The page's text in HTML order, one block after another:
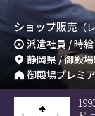
ショップ販売 （
派遣社員 / 時給
静岡県 / 御殿
御殿場プレミ